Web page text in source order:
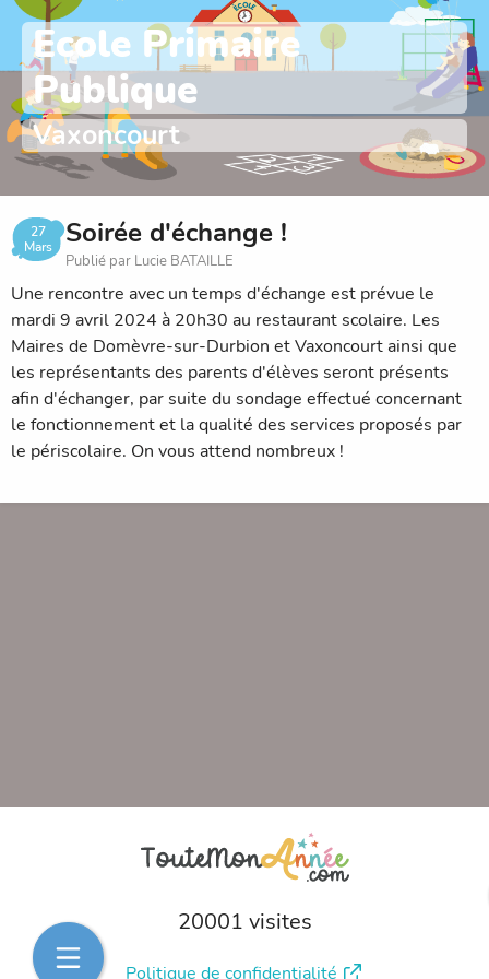
Ecole Primaire
Publique
Vaxoncourt
27
Mars
Soirée d'échange !
Publié par Lucie BATAILLE
Une rencontre avec un temps d'échange est prévue le
mardi 9 avril 2024 à 20h30 au restaurant scolaire. Les
Maires de Domèvre-sur-Durbion et Vaxoncourt ainsi que
les représentants des parents d'élèves seront présents
afin d'échanger, par suite du sondage effectué concernant
le fonctionnement et la qualité des services proposés par
le périscolaire. On vous attend nombreux !
20001 visites
Politique de confidentialité